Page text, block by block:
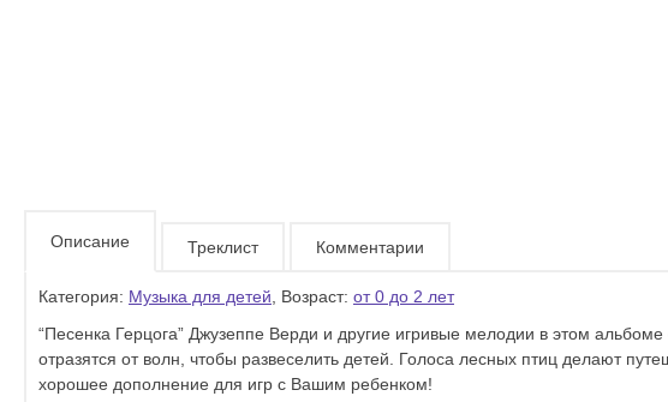
Описание Треклист Комментарии
Категория: Музыка для детей , Возраст: от 0 до 2 лет
“Песенка Герцога” Джузеппе Верди и другие игривые мелодии в этом
отразятся от волн, чтобы развеселить детей. Голоса лесных птиц делают
хорошее дополнение для игр с Вашим ребенком!